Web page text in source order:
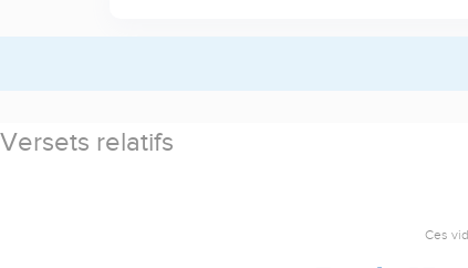
Versets relatifs
Ces